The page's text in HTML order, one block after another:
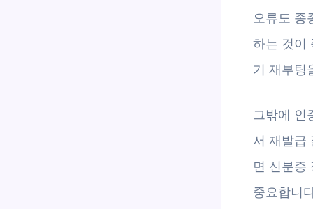
오류도 종
하는 것이
기 재부팅
그밖에 인
서 재발급
면 신분증
중요합니